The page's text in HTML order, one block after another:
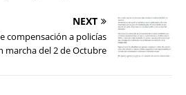
NEXT
compensación a policías
marcha del 2 de Octubre